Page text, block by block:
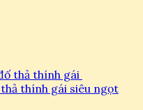
thả thính gái
thính gái siêu ngọt